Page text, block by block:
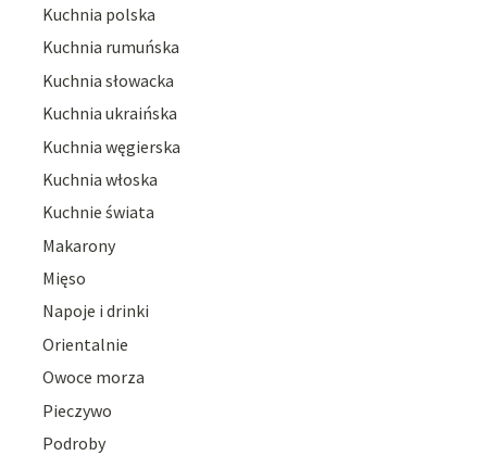
Kuchnia polska
Kuchnia rumuńska
Kuchnia słowacka
Kuchnia ukraińska
Kuchnia węgierska
Kuchnia włoska
Kuchnie świata
Makarony
Mięso
Napoje i drinki
Orientalnie
Owoce morza
Pieczywo
Podroby